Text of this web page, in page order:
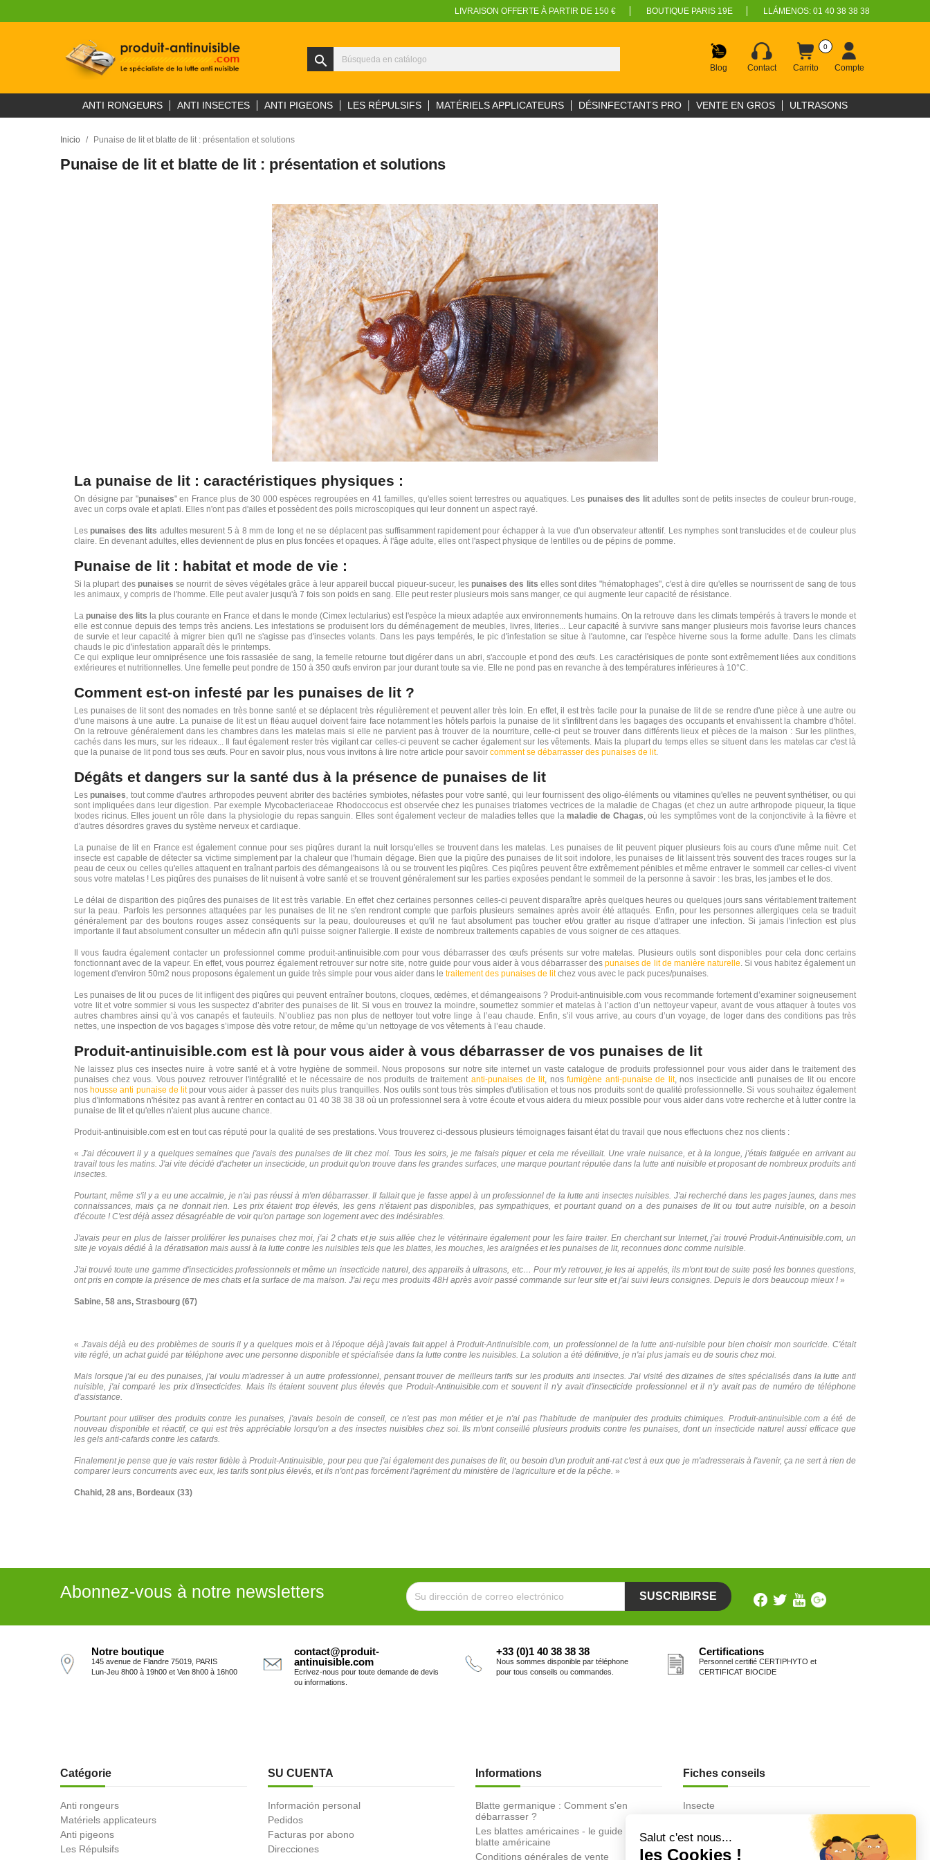
LIVRAISON OFFERTE À PARTIR DE 150 € BOUTIQUE PARIS 19E LLÁMENOS: 01 40 38 38 38
search Blog Contact Carrito
0
Compte
ANTI RONGEURS ANTI INSECTES ANTI PIGEONS LES RÉPULSIFS MATÉRIELS APPLICATEURS DÉSINFECTANTS PRO VENTE EN GROS ULTRASONS
Inicio Punaise de lit et blatte de lit : présentation et solutions
Punaise de lit et blatte de lit : présentation et solutions
La punaise de lit : caractéristiques physiques :
On désigne par "punaises" en France plus de 30 000 espèces regroupées en 41 familles, qu'elles soient terrestres ou aquatiques. Les punaises des litadultes sont de petits insectes de couleur brun-rouge,
avec un corps ovale et aplati. Elles n'ont pas d'ailes et possèdent des poils microscopiques qui leur donnent un aspect rayé.
Lespunaises des lits adultes mesurent 5 à 8 mm de long et ne se déplacent pas suffisamment rapidement pour échapper à la vue d'un observateur attentif. Les nymphes sont translucides et de couleur plus
claire. En devenant adultes, elles deviennent de plus en plus foncées et opaques. À l'âge adulte, elles ont l'aspect physique de lentilles ou de pépins de pomme.
Punaise de lit : habitat et mode de vie :
Si la plupart des punaises se nourrit de sèves végétales grâce à leur appareil buccal piqueur-suceur, lespunaises des lits elles sont dites "hématophages", c'est à dire qu'elles se nourrissent de sang de tous
les animaux, y compris de l'homme. Elle peut avaler jusqu'à 7 fois son poids en sang. Elle peut rester plusieurs mois sans manger, ce qui augmente leur capacité de résistance.
Lapunaise des lits la plus courante en France et dans le monde (Cimex lectularius) est l'espèce la mieux adaptée aux environnements humains. On la retrouve dans les climats tempérés à travers le monde et
elle est connue depuis des temps très anciens. Les infestations se produisent lors du déménagement de meubles, livres, literies... Leur capacité à survivre sans manger plusieurs mois favorise leurs chances
de survie et leur capacité à migrer bien qu'il ne s'agisse pas d'insectes volants. Dans les pays tempérés, le pic d'infestation se situe à l'automne, car l'espèce hiverne sous la forme adulte. Dans les climats
chauds le pic d'infestation apparaît dès le printemps.
Ce qui explique leur omniprésence une fois rassasiée de sang, la femelle retourne tout digérer dans un abri, s'accouple et pond des œufs. Les caractérisiques de ponte sont extrêmement liées aux conditions
extérieures et nutritionnelles. Une femelle peut pondre de 150 à 350 œufs environ par jour durant toute sa vie. Elle ne pond pas en revanche à des températures inférieures à 10°C.
Comment est-on infesté par les punaises de lit ?
Les punaises de lit sont des nomades en très bonne santé et se déplacent très régulièrement et peuvent aller très loin. En effet, il est très facile pour la punaise de lit de se rendre d'une pièce à une autre ou
d'une maisons à une autre. La punaise de lit est un fléau auquel doivent faire face notamment les hôtels parfois la punaise de lit s'infiltrent dans les bagages des occupants et envahissent la chambre d'hôtel.
On la retrouve généralement dans les chambres dans les matelas mais si elle ne parvient pas à trouver de la nourriture, celle-ci peut se trouver dans différents lieux et pièces de la maison : Sur les plinthes,
cachés dans les murs, sur les rideaux... Il faut également rester très vigilant car celles-ci peuvent se cacher également sur les vêtements. Mais la plupart du temps elles se situent dans les matelas car c'est là
que la punaise de lit pond tous ses œufs. Pour en savoir plus, nous vous invitons à lire notre article pour savoir comment se débarrasser des punaises de lit.
Dégâts et dangers sur la santé dus à la présence de punaises de lit
Lespunaises, tout comme d'autres arthropodes peuvent abriter des bactéries symbiotes, néfastes pour votre santé, qui leur fournissent des oligo-éléments ou vitamines qu'elles ne peuvent synthétiser, ou qui
sont impliquées dans leur digestion. Par exemple Mycobacteriaceae Rhodoccocus est observée chez les punaises triatomes vectrices de la maladie de Chagas (et chez un autre arthropode piqueur, la tique
Ixodes ricinus. Elles jouent un rôle dans la physiologie du repas sanguin. Elles sont également vecteur de maladies telles que lamaladie de Chagas, où les symptômes vont de la conjonctivite à la fièvre et
d'autres désordres graves du système nerveux et cardiaque.
La punaise de lit en France est également connue pour ses piqûres durant la nuit lorsqu'elles se trouvent dans les matelas. Les punaises de lit peuvent piquer plusieurs fois au cours d'une même nuit. Cet
insecte est capable de détecter sa victime simplement par la chaleur que l'humain dégage. Bien que la piqûre des punaises de lit soit indolore, les punaises de lit laissent très souvent des traces rouges sur la
peau de ceux ou celles qu'elles attaquent en traînant parfois des démangeaisons là ou se trouvent les piqûres. Ces piqûres peuvent être extrêmement pénibles et même entraver le sommeil car celles-ci vivent
sous votre matelas ! Les piqûres des punaises de lit nuisent à votre santé et se trouvent généralement sur les parties exposées pendant le sommeil de la personne à savoir : les bras, les jambes et le dos.
Le délai de disparition des piqûres des punaises de lit est très variable. En effet chez certaines personnes celles-ci peuvent disparaître après quelques heures ou quelques jours sans véritablement traitement
sur la peau. Parfois les personnes attaquées par les punaises de lit ne s'en rendront compte que parfois plusieurs semaines après avoir été attaqués. Enfin, pour les personnes allergiques cela se traduit
généralement par des boutons rouges assez conséquents sur la peau, douloureuses et qu'il ne faut absolument pas toucher et/ou gratter au risque d'attraper une infection. Si jamais l'infection est plus
importante il faut absolument consulter un médecin afin qu'il puisse soigner l'allergie. Il existe de nombreux traitements capables de vous soigner de ces attaques.
Il vous faudra également contacter un professionnel comme produit-antinuisible.com pour vous débarrasser des œufs présents sur votre matelas. Plusieurs outils sont disponibles pour cela donc certains
fonctionnant avec de la vapeur. En effet, vous pourrez également retrouver sur notre site, notre guide pour vous aider à vous débarrasser despunaises de lit de manière naturelle. Si vous habitez également un
logement d'environ 50m2 nous proposons également un guide très simple pour vous aider dans le traitement des punaises de litchez vous avec le pack puces/punaises.
Les punaises de lit ou puces de lit infligent des piqûres qui peuvent entraîner boutons, cloques, œdèmes, et démangeaisons ? Produit-antinuisible.com vous recommande fortement d’examiner soigneusement
votre lit et votre sommier si vous les suspectez d’abriter des punaises de lit. Si vous en trouvez la moindre, soumettez sommier et matelas à l’action d’un nettoyeur vapeur, avant de vous attaquer à toutes vos
autres chambres ainsi qu’à vos canapés et fauteuils. N’oubliez pas non plus de nettoyer tout votre linge à l’eau chaude. Enfin, s’il vous arrive, au cours d’un voyage, de loger dans des conditions pas très
nettes, une inspection de vos bagages s’impose dès votre retour, de même qu’un nettoyage de vos vêtements à l’eau chaude.
Produit-antinuisible.com est là pour vous aider à vous débarrasser de vos punaises de lit
Ne laissez plus ces insectes nuire à votre santé et à votre hygiène de sommeil. Nous proposons sur notre site internet un vaste catalogue de produits professionnel pour vous aider dans le traitement des
punaises chez vous. Vous pouvez retrouver l'intégralité et le nécessaire de nos produits de traitement anti-punaises de lit, nosfumigène anti-punaise de lit, nos insecticide anti punaises de lit ou encore
nos housse anti punaise de litpour vous aider à passer des nuits plus tranquilles. Nos outils sont tous très simples d'utilisation et tous nos produits sont de qualité professionnelle. Si vous souhaitez également
plus d'informations n'hésitez pas avant à rentrer en contact au 01 40 38 38 38 où un professionnel sera à votre écoute et vous aidera du mieux possible pour vous aider dans votre recherche et à lutter contre la
punaise de lit et qu'elles n'aient plus aucune chance.
Produit-antinuisible.com est en tout cas réputé pour la qualité de ses prestations. Vous trouverez ci-dessous plusieurs témoignages faisant état du travail que nous effectuons chez nos clients :
« J'ai découvert il y a quelques semaines que j'avais des punaises de lit chez moi. Tous les soirs, je me faisais piquer et cela me réveillait. Une vraie nuisance, et à la longue, j'étais fatiguée en arrivant au
travail tous les matins. J'ai vite décidé d'acheter un insecticide, un produit qu'on trouve dans les grandes surfaces, une marque pourtant réputée dans la lutte anti nuisible et proposant de nombreux produits anti
insectes.
Pourtant, même s'il y a eu une accalmie, je n'ai pas réussi à m'en débarrasser. Il fallait que je fasse appel à un professionnel de la lutte anti insectes nuisibles. J'ai recherché dans les pages jaunes, dans mes
connaissances, mais ça ne donnait rien. Les prix étaient trop élevés, les gens n'étaient pas disponibles, pas sympathiques, et pourtant quand on a des punaises de lit ou tout autre nuisible, on a besoin
d'écoute ! C'est déjà assez désagréable de voir qu'on partage son logement avec des indésirables.
J'avais peur en plus de laisser proliférer les punaises chez moi, j'ai 2 chats et je suis allée chez le vétérinaire également pour les faire traiter. En cherchant sur Internet, j'ai trouvé Produit-Antinuisible.com, un
site je voyais dédié à la dératisation mais aussi à la lutte contre les nuisibles tels que les blattes, les mouches, les araignées et les punaises de lit, reconnues donc comme nuisible.
J'ai trouvé toute une gamme d'insecticides professionnels et même un insecticide naturel, des appareils à ultrasons, etc… Pour m'y retrouver, je les ai appelés, ils m'ont tout de suite posé les bonnes questions,
ont pris en compte la présence de mes chats et la surface de ma maison. J'ai reçu mes produits 48H après avoir passé commande sur leur site et j'ai suivi leurs consignes. Depuis le dors beaucoup mieux ! »
Sabine, 58 ans, Strasbourg (67)
« J'avais déjà eu des problèmes de souris il y a quelques mois et à l'époque déjà j'avais fait appel à Produit-Antinuisible.com, un professionnel de la lutte anti-nuisible pour bien choisir mon souricide. C'était
vite réglé, un achat guidé par téléphone avec une personne disponible et spécialisée dans la lutte contre les nuisibles. La solution a été définitive, je n'ai plus jamais eu de souris chez moi.
Mais lorsque j'ai eu des punaises, j'ai voulu m'adresser à un autre professionnel, pensant trouver de meilleurs tarifs sur les produits anti insectes. J'ai visité des dizaines de sites spécialisés dans la lutte anti
nuisible, j'ai comparé les prix d'insecticides. Mais ils étaient souvent plus élevés que Produit-Antinuisible.com et souvent il n'y avait d'insecticide professionnel et il n'y avait pas de numéro de téléphone
d'assistance.
Pourtant pour utiliser des produits contre les punaises, j'avais besoin de conseil, ce n'est pas mon métier et je n'ai pas l'habitude de manipuler des produits chimiques. Produit-antinuisible.com a été de
nouveau disponible et réactif, ce qui est très appréciable lorsqu'on a des insectes nuisibles chez soi. Ils m'ont conseillé plusieurs produits contre les punaises, dont un insecticide naturel aussi efficace que
les gels anti-cafards contre les cafards.
Finalement je pense que je vais rester fidèle à Produit-Antinuisible, pour peu que j'ai également des punaises de lit, ou besoin d'un produit anti-rat c'est à eux que je m'adresserais à l'avenir, ça ne sert à rien de
comparer leurs concurrents avec eux, les tarifs sont plus élevés, et ils n'ont pas forcément l'agrément du ministère de l'agriculture et de la pêche. »
Chahid, 28 ans, Bordeaux (33)
Abonnez-vous à notre newsletters
Notre boutique
145 avenue de Flandre 75019, PARIS
Lun-Jeu 8h00 à 19h00 et Ven 8h00 à 16h00
contact@produit-
antinuisible.com
Ecrivez-nous pour toute demande de devis
ou informations.
+33 (0)1 40 38 38 38
Nous sommes disponible par téléphone
pour tous conseils ou commandes.
Certifications
Personnel certifié CERTIPHYTO et
CERTIFICAT BIOCIDE
Catégorie
Anti rongeurs
Matériels applicateurs
Anti pigeons
Les Répulsifs
SU CUENTA
Información personal
Pedidos
Facturas por abono
Direcciones
Informations
Blatte germanique : Comment s'en
débarrasser ?
Les blattes américaines - le guide de la
blatte américaine
Conditions générales de vente
Fiches conseils
Insecte